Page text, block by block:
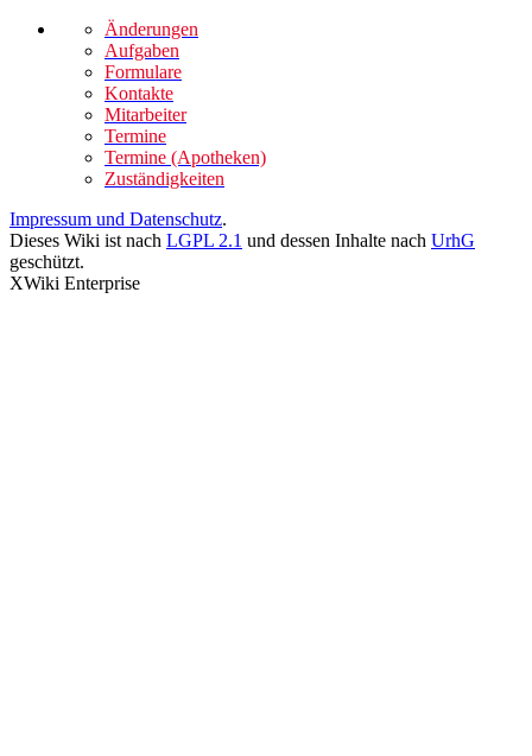
Änderungen
Aufgaben
Formulare
Kontakte
Mitarbeiter
Termine
Termine (Apotheken)
Zuständigkeiten
Impressum und Datenschutz.
Dieses Wiki ist nach LGPL 2.1 und dessen Inhalte nach UrhG
geschützt.
XWiki Enterprise